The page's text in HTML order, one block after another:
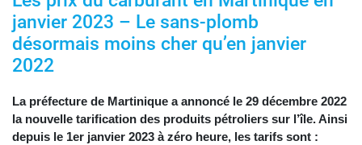
janvier 2023 – Le sans-plomb
désormais moins cher qu’en janvier
2022
La préfecture de Martinique a annoncé le 29 décembre 2022
la nouvelle tarification des produits pétroliers sur l’île. Ainsi
depuis le 1er janvier 2023 à zéro heure, les tarifs sont :